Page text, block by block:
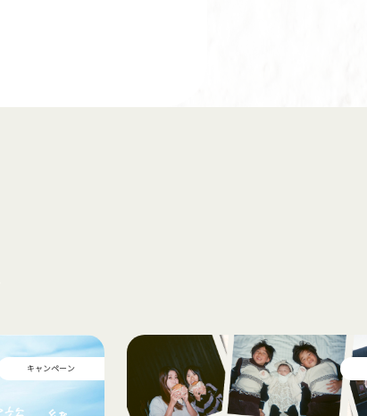
キャンペーン